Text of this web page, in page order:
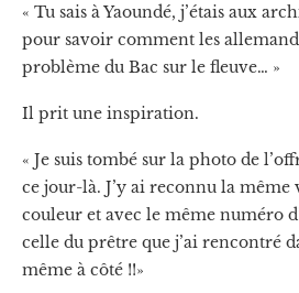
« Tu sais à Yaoundé, j’étais aux
pour savoir comment les
problème du Bac sur le fleuve… »
Il prit une inspiration.
« Je suis tombé sur la photo de
ce jour-là. J’y ai reconnu la
couleur et avec le même numéro
celle du prêtre que j’ai rencontré
même à côté !!»